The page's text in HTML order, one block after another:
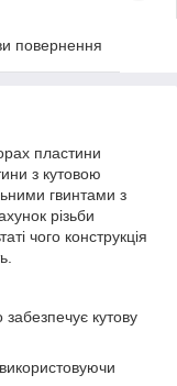
повернення
пластини
з кутовою
гвинтами з
різьби
чого конструкція
забезпечує кутову